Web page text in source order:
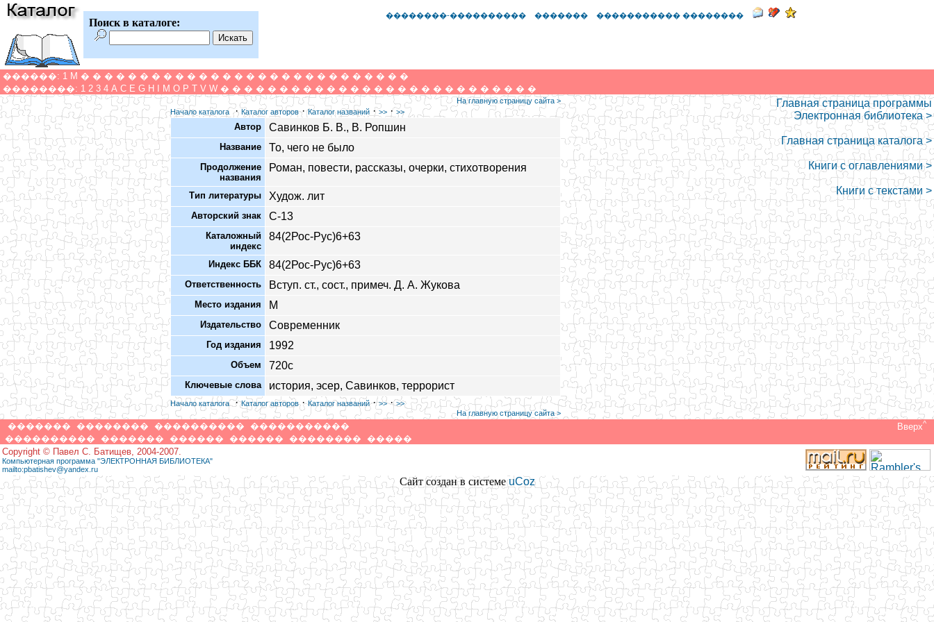
Поиск в каталоге:
��������-���������� ������� ����������� ��������
������: 1 M � � � � � � � � � � � � � � � � � � � � � � � � � � � �
��������: 1 2 3 4 A C E G H M O P T V W � � � � � � � � � � � � � � � � � � � � � � � � � � �
На главную страницу сайта >
Начало каталога·Каталог авторов·Каталог названий ·>> ·>>
Автор Савинков Б. В., В. Ропшин
Название То, чего не было
Продолжение
названия
Роман, повести, рассказы, очерки, стихотворения
Тип литературы Худож. лит
Авторский знак С-13
Каталожный
индекс
84(2Рос-Рус)6+63
Индекс ББК 84(2Рос-Рус)6+63
Ответственность Вступ. ст., сост., примеч. Д. А. Жукова
Место издания М
Издательство Современник
Год издания 1992
Объем 720с
Ключевые слова история, эсер, Савинков, террорист
Начало каталога·Каталог авторов·Каталог названий·>>·>>
На главную страницу сайта >
Главная страница программы
Электронная библиотека >
Главная страница каталога >
Книги с оглавлениями >
Книги с текстами >
������� �������� ���������� �����������
���������� ������� ������ ������ �������� �����
Вверх^
Copyright © Павел С. Батищев, 2004-2007.
Компьютерная программа "ЭЛЕКТРОННАЯ БИБЛИОТЕКА"
mailto:pbatishev@yandex.ru
Сайт создан в системеuCoz